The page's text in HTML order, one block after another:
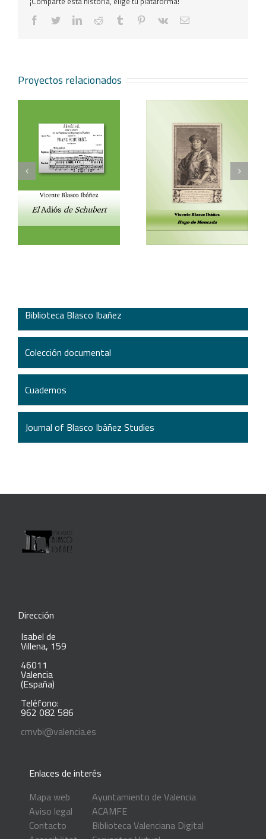
facebooktwitterlinkedinreddit tumblr pinterest
vk
Correo
Proyectos relacionados
Vicente Blasco Ibáñez,
Hugo de Moncada
Aventura veneciana y
otros cuentos
Biblioteca Blasco Ibañez
Colección documental
Cuadernos
Journal of Blasco Ibáñez Studies
Dirección
Isabel de
Villena, 159
46011
Valencia
(España)
Teléfono:
962 082 586
cmvbi@valencia.es
Enlaces de interés
Mapa web
Aviso legal
Contacto
Ayuntamiento de Valencia
ACAMFE
Biblioteca Valenciana Digital